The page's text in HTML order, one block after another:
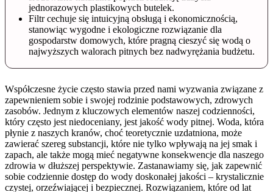
jednorazowych plastikowych butelek.
Filtr cechuje się intuicyjną obsługą i ekonomicznością,
stanowiąc wygodne i ekologiczne rozwiązanie dla
gospodarstw domowych, które pragną cieszyć się wodą o
najwyższych walorach pitnych bez nadwyrężania budżetu.
Współczesne życie często stawia przed nami wyzwania związane z
zapewnieniem sobie i swojej rodzinie podstawowych, zdrowych
zasobów. Jednym z kluczowych elementów naszej codzienności,
który często jest niedoceniany, jest jakość wody pitnej. Woda, która
płynie z naszych kranów, choć teoretycznie uzdatniona, może
zawierać szereg substancji, które nie tylko wpływają na jej smak i
zapach, ale także mogą mieć negatywne konsekwencje dla naszego
zdrowia w dłuższej perspektywie. Zastanawiamy się, jak zapewnić
sobie codziennie dostęp do wody doskonałej jakości – krystalicznie
czystej, orzeźwiającej i bezpiecznej. Rozwiązaniem, które od lat